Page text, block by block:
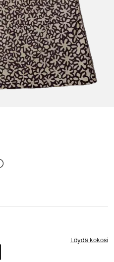
Löydä kokosi